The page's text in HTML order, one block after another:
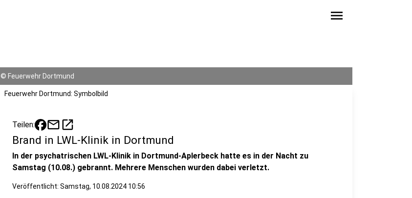
menu
© Feuerwehr Dortmund
Feuerwehr Dortmund: Symbolbild
Teilen: mailopen_in_new
Brand in LWL-Klinik in Dortmund
In der psychatrischen LWL-Klinik in Dortmund-Aplerbeck hatte es in der Nacht zu
Samstag (10.08.) gebrannt. Mehrere Menschen wurden dabei verletzt.
Veröffentlicht: Samstag, 10.08.2024 10:56